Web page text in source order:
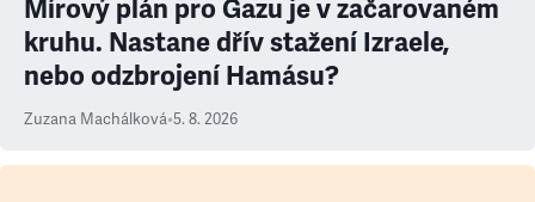
Mírový plán pro Gazu je v začarovaném
kruhu. Nastane dřív stažení Izraele,
nebo odzbrojení Hamásu?
Zuzana Machálková•5. 8. 2026